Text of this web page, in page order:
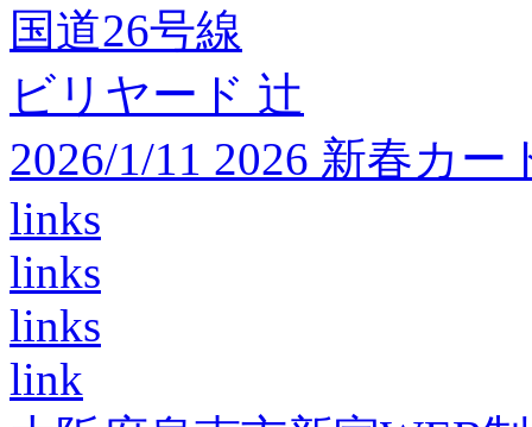
国道26号線
ビリヤード 辻
2026/1/11 2026 新春カ
links
links
links
link